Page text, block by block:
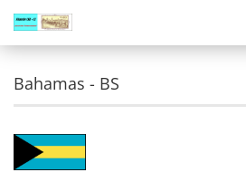
Bahamas - BS